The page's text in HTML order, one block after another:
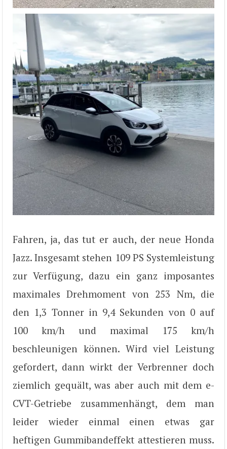
Fahren, ja, das tut er auch, der neue Honda
Jazz. Insgesamt stehen 109 PS Systemleistung
zur Verfügung, dazu ein ganz imposantes
maximales Drehmoment von 253 Nm, die
den 1,3 Tonner in 9,4 Sekunden von 0 auf
100 km/h und maximal 175 km/h
beschleunigen können. Wird viel Leistung
gefordert, dann wirkt der Verbrenner doch
ziemlich gequält, was aber auch mit dem e-
CVT-Getriebe zusammenhängt, dem man
leider wieder einmal einen etwas gar
heftigen Gummibandeffekt attestieren muss.